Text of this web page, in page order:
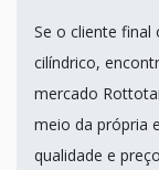
Se o cliente final
cilíndrico,
mercado
meio da própria
qualidade e